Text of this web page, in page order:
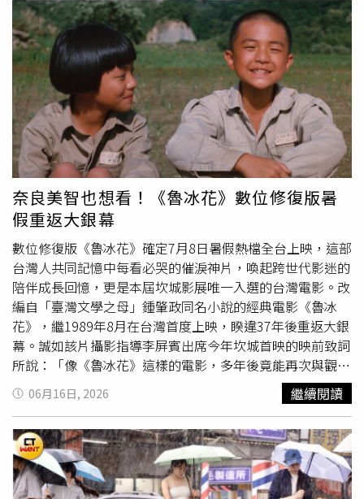
反氣旋」（African anticyclone）的強大高壓系統。氣象學
家表示，這套系統正在形成所謂的「熱穹頂」（heat
dome）現象，將熱空氣鎖在西歐與中歐上空，導致氣溫日
復一日的持續累積升高。這種情況反映出氣候變遷的惡化，
導致歐洲的熱浪正變得更加頻繁且劇烈。在西班牙首都馬德
里（Madrid），居民與遊客在逛著名的埃爾拉斯特羅跳蚤市
場（El Rastro）時，紛紛使用扇子來消暑。來自美國邁阿
密（Miami）的22歲工程師聖塞薩里奧（Haily San
Cesario）表示：「因為實在太熱了，我全身都穿白色衣
服，而且無論走到哪裡都帶著我的小型電風扇。」西班牙國
家氣象局（AEMET）向多個地區發布紅色及橙色警報，警
告伊比利半島（Iberian Peninsula）大部分地區及馬略卡島
（Mallorca）的氣溫，將超過攝氏39至40度，並表示這波
熱浪至少將持續至本週末。極端高溫也開始影響基建設施的
運作。法國國營鐵路公司（SNCF）董事長卡斯泰（Jean
Castex）在巴黎蒙帕納斯車站（Gare Montparnasse）表
示，鐵路網路已受到高溫「嚴重影響」，因為高溫可能損壞
架空電纜，並導致鐵軌膨脹變形。他指出，目前已有3,500
名員工投入監控鐵路網路，另有2,000人待命執行緊急維修
工作，同時呼籲高風險族群旅客延後行程。該公司已取消截
至22日的71班城際列車，影響多條主要路線。在德國，氣
溫也高達攝氏38度。德國氣象局（DWD）警告，包括首都
柏林（Berlin）在內的東部地區可能出現強烈雷暴。大量降
雨已對露天舉辦的世界音樂節（Fête de la Musique）活動
造成干擾。此外，雖然網球球迷們期待美國選手佩古拉
奈良美智也想看！《魯冰花》數位修復版暑
假重返大銀幕
數位修復版《魯冰花》確定7月8日暑假熱檔全台上映，這部
台灣人共同記憶中每看必哭的催淚神片，喚起跨世代影迷的
陪伴成長回憶，更是本屆坎城影展唯一入選的台灣電影。改
編自「臺灣文學之母」鍾肇政同名小說的經典電影《魯冰
花》，繼1989年8月在台灣首度上映，睽違37年後重返大銀
幕。誠如該片攝影指導李屏賓出席今年坎城首映的映前致詞
所說：「像《魯冰花》這樣的電影，多年後竟能再次與觀眾
相遇，如果不是電影本身擁有生命，我們又該如何解釋
呢？」此次數位修復版《魯冰花》透過世界電影藝術殿堂坎
城影展入選展映，在國際影壇引發關注討論，尤其坎城首映
現場，放映到後半已有啜泣聲此起彼落，映後各國觀眾起立
拭淚鼓掌致敬，得到極高讚譽。就連日本當代藝術大師奈良
美智也在社群平台分享直呼「非常想看《魯冰花》！」他更
06月16日, 2026 繼續閱讀